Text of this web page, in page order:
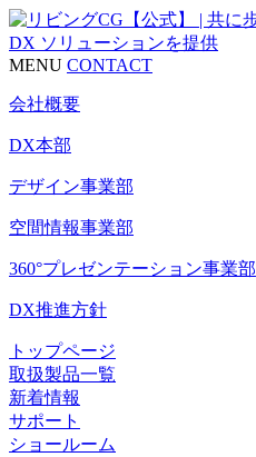
MENU CONTACT
会社概要
DX本部
デザイン事業部
空間情報事業部
360°プレゼンテーション事業部
DX推進方針
トップページ
取扱製品一覧
新着情報
サポート
ショールーム